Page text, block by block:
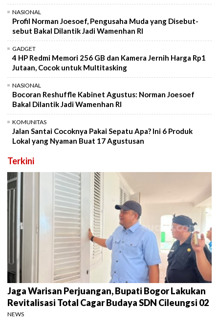
NASIONAL
Profil Norman Joesoef, Pengusaha Muda yang Disebut-
sebut Bakal Dilantik Jadi Wamenhan RI
GADGET
4 HP Redmi Memori 256 GB dan Kamera Jernih Harga Rp1
Jutaan, Cocok untuk Multitasking
NASIONAL
Bocoran Reshuffle Kabinet Agustus: Norman Joesoef
Bakal Dilantik Jadi Wamenhan RI
KOMUNITAS
Jalan Santai Cocoknya Pakai Sepatu Apa? Ini 6 Produk
Lokal yang Nyaman Buat 17 Agustusan
Terkini
Jaga Warisan Perjuangan, Bupati Bogor Lakukan
Revitalisasi Total Cagar Budaya SDN Cileungsi 02
NEWS